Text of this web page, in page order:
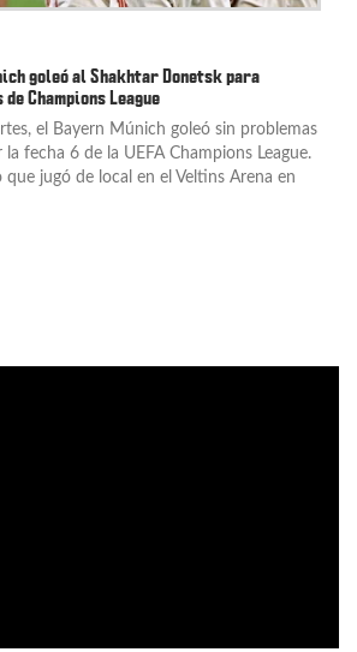
goleó al Shakhtar Donetsk para
Champions League
el Bayern Múnich goleó sin problemas
fecha 6 de la UEFA Champions League.
que jugó de local en el Veltins Arena en